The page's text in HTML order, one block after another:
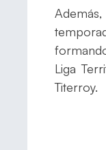
Liga
Titerroy.